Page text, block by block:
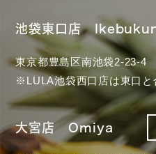
池袋東口店
東京都豊島区南池袋2-23-4
※LULA池袋西口店は東口と
大宮店 Omiya